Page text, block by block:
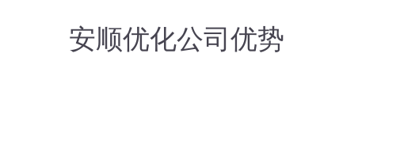
安顺优化公司优势